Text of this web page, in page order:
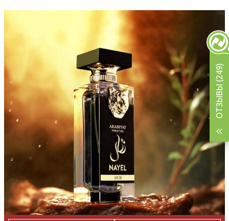
ОТЗЫВЫ (249)